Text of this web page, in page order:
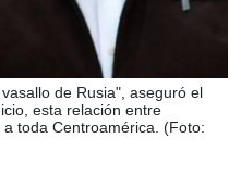
de Rusia", aseguró el
esta relación entre
toda Centroamérica. (Foto: